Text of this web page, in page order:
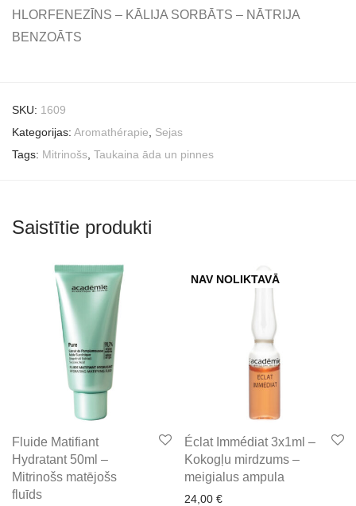
HLORFENEZĪNS – KĀLIJA SORBĀTS – NĀTRIJA
BENZOĀTS
SKU: 1609
Kategorijas: Aromathérapie
Sejas
Tags: Mitrinošs Taukaina āda un pinnes
Saistītie produkti
Fluide Matifiant
Hydratant 50ml –
Mitrinošs matējošs
fluīds
NAV NOLIKTAVĀ
Éclat Immédiat 3x1ml –
Kokogļu mirdzums –
meigialus ampula
24,00 €